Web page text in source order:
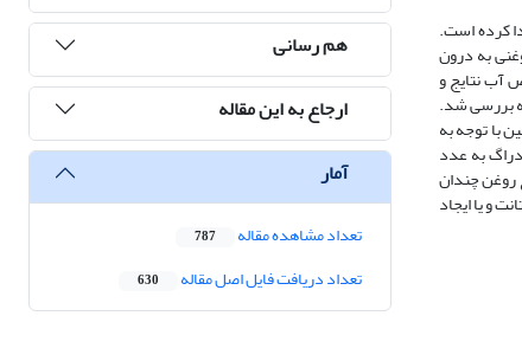
کرده است.
تزریق قطره روغنی به درون
سیال خالص آب نتایج و
بررسی شد.
ثابت باقی می‌ماند. همچنین با توجه به
به عدد
روغن چندان
و یا ایجاد
هم رسانی
ارجاع به این مقاله
آمار
تعداد مشاهده مقاله 787
تعداد دریافت فایل اصل مقاله 630